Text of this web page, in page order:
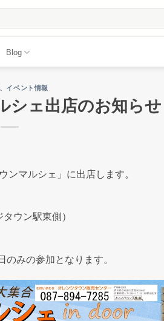
Blog
、 イベント情報
シェ出店のお知らせ
ンマルシェ」に出店します。
ウン駅東側）
みの参加となります。